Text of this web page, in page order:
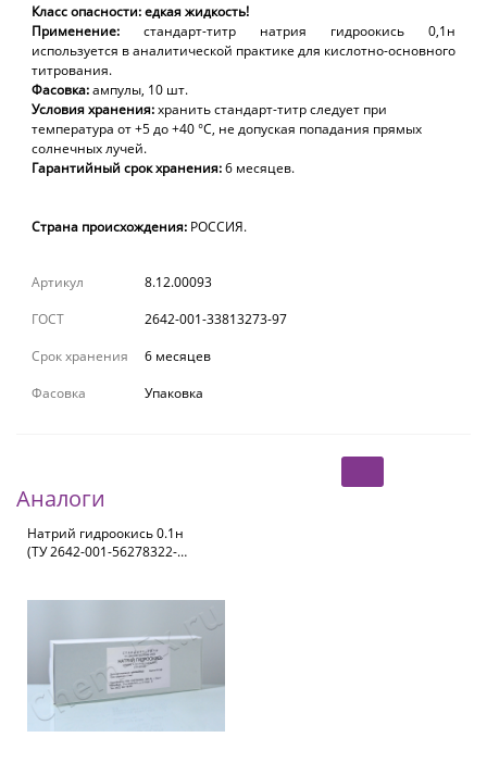
Класс опасности: едкая жидкость!
Применение:
стандарт-титр натрия гидроокись 0,1н
используется в аналитической практике для кислотно-основного
титрования.
Фасовка:ампулы, 10 шт.
Условия хранения:хранить стандарт-титр следует при
температура от +5 до +40 °С, не допуская попадания прямых
солнечных лучей.
Гарантийный срокхранения:6 месяцев.
Страна происхождения: РОССИЯ.
Артикул
8.12.00093
ГОСТ
2642-001-33813273-97
Срок хранения
6 месяцев
Фасовка
Упаковка
Аналоги
Натрий гидроокись 0.1н
(ТУ 2642-001-56278322-